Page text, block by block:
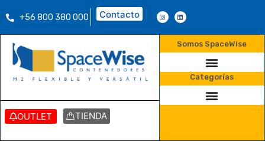
+56 800 380 000 Contacto
OUTLET TIENDA
Somos SpaceWise
Categorías